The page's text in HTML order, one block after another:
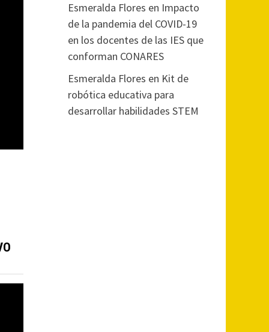
Esmeralda Flores en Impacto
de la pandemia del COVID-19
en los docentes de las IES que
conforman CONARES
Esmeralda Flores en Kit de
robótica educativa para
desarrollar habilidades STEM